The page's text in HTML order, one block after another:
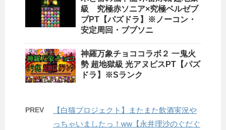
級 究極赤ソニア×究極ベルゼブ
ブPT【パズドラ】※ノーコン・
安定周回・ブブソニ
神羅万象チョココラボ２ 一鬼火
勢 超地獄級 光アヌビスPT【パズ
ドラ】※Sランク
PREV
【白猫プロジェクト】またまた飲酒実況や
っちゃいましたっ！ww【永井理沙のぐだぐ